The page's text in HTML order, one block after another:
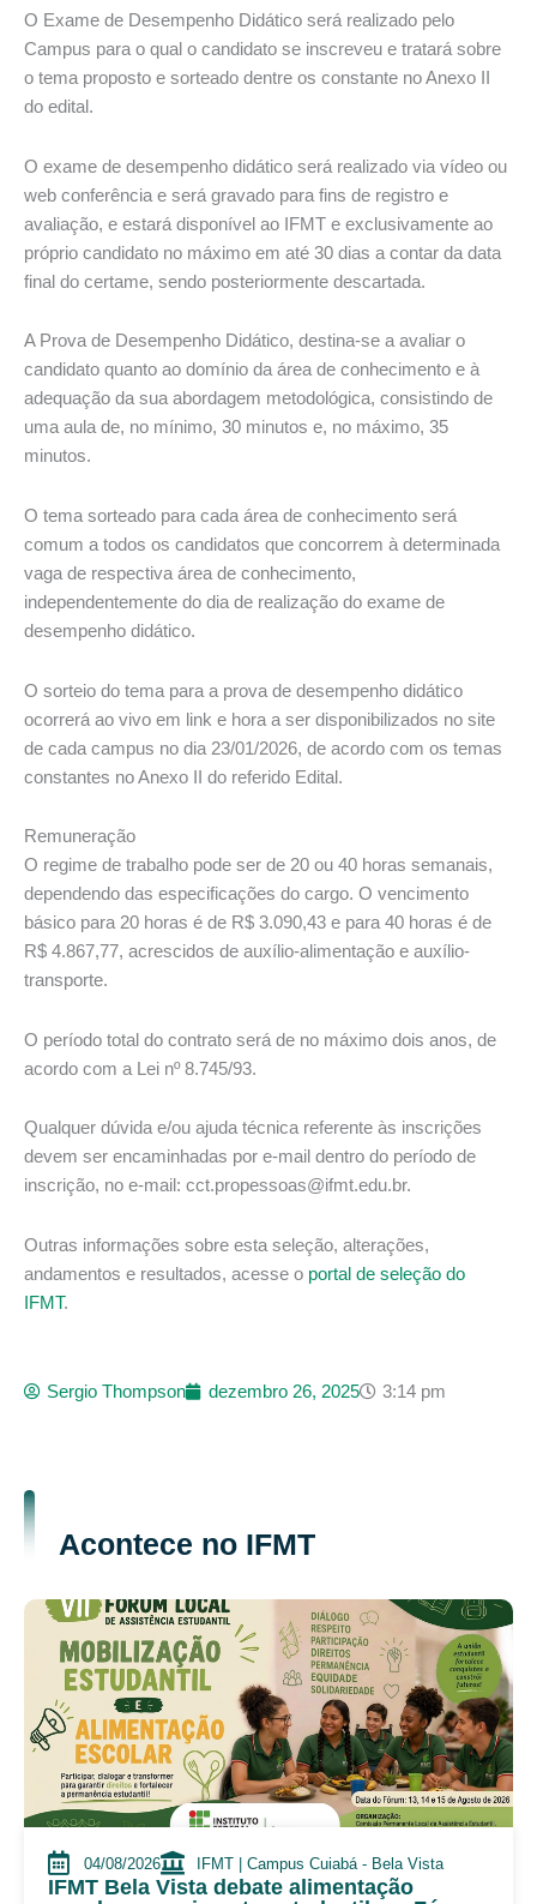
O Exame de Desempenho Didático será realizado pelo
Campus para o qual o candidato se inscreveu e tratará sobre
o tema proposto e sorteado dentre os constante no Anexo II
do edital.
O exame de desempenho didático será realizado via vídeo ou
web conferência e será gravado para fins de registro e
avaliação, e estará disponível ao IFMT e exclusivamente ao
próprio candidato no máximo em até 30 dias a contar da data
final do certame, sendo posteriormente descartada.
A Prova de Desempenho Didático, destina-se a avaliar o
candidato quanto ao domínio da área de conhecimento e à
adequação da sua abordagem metodológica, consistindo de
uma aula de, no mínimo, 30 minutos e, no máximo, 35
minutos.
O tema sorteado para cada área de conhecimento será
comum a todos os candidatos que concorrem à determinada
vaga de respectiva área de conhecimento,
independentemente do dia de realização do exame de
desempenho didático.
O sorteio do tema para a prova de desempenho didático
ocorrerá ao vivo em link e hora a ser disponibilizados no site
de cada campus no dia 23/01/2026, de acordo com os temas
constantes no Anexo II do referido Edital.
Remuneração
O regime de trabalho pode ser de 20 ou 40 horas semanais,
dependendo das especificações do cargo. O vencimento
básico para 20 horas é de R$ 3.090,43 e para 40 horas é de
R$ 4.867,77, acrescidos de auxílio-alimentação e auxílio-
transporte.
O período total do contrato será de no máximo dois anos, de
acordo com a Lei nº 8.745/93.
Qualquer dúvida e/ou ajuda técnica referente às inscrições
devem ser encaminhadas por e-mail dentro do período de
inscrição, no e-mail: cct.propessoas@ifmt.edu.br.
Outras informações sobre esta seleção, alterações,
andamentos e resultados, acesse o portal de seleção do
IFMT.
Sergio Thompson dezembro 26, 2025 3:14 pm
Acontece no IFMT
04/08/2026 IFMT | Campus Cuiabá - Bela Vista
IFMT Bela Vista debate alimentação